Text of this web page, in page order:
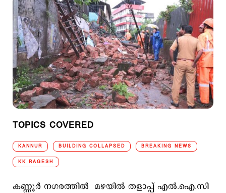
TOPICS COVERED
KANNUR BUILDING COLLAPSED BREAKING NEWS
KK RAGESH
കണ്ണൂർ നഗരത്തില്‍ മഴയിൽ തളാപ്പ് എൽ.ഐ.സി